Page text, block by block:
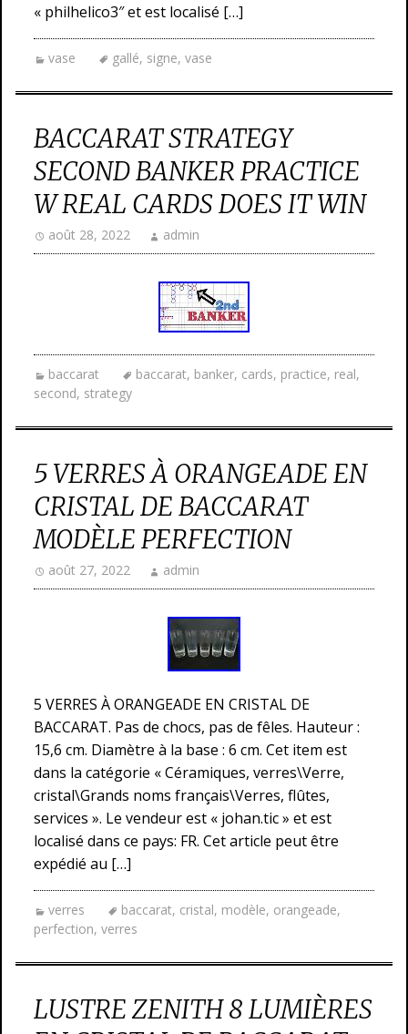
« philhelico3″ et est localisé […]
vase gallé, signe, vase
BACCARAT STRATEGY
SECOND BANKER PRACTICE
W REAL CARDS DOES IT WIN
août 28, 2022 admin
baccarat baccarat, banker, cards, practice, real,
second, strategy
5 VERRES À ORANGEADE EN
CRISTAL DE BACCARAT
MODÈLE PERFECTION
août 27, 2022 admin
5 VERRES À ORANGEADE EN CRISTAL DE
BACCARAT. Pas de chocs, pas de fêles. Hauteur :
15,6 cm. Diamètre à la base : 6 cm. Cet item est
dans la catégorie « Céramiques, verres\Verre,
cristal\Grands noms français\Verres, flûtes,
services ». Le vendeur est « johan.tic » et est
localisé dans ce pays: FR. Cet article peut être
expédié au […]
verres baccarat, cristal, modèle, orangeade,
perfection, verres
LUSTRE ZENITH 8 LUMIÈRES